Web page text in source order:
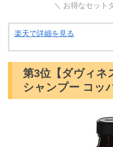
＼ お得なセット
楽天で詳細を見る
第3位【ダヴィネ
シャンプー コッ